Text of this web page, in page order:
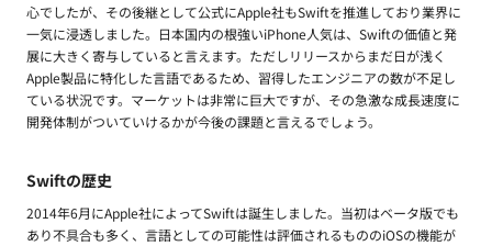
心でしたが、その後継として公式にApple社もSwiftを推進しており業界に
一気に浸透しました。日本国内の根強いiPhone人気は、Swiftの価値と発
展に大きく寄与していると言えます。ただしリリースからまだ日が浅く
Apple製品に特化した言語であるため、習得したエンジニアの数が不足し
ている状況です。マーケットは非常に巨大ですが、その急激な成長速度に
開発体制がついていけるかが今後の課題と言えるでしょう。
Swiftの歴史
2014年6月にApple社によってSwiftは誕生しました。当初はベータ版でも
あり不具合も多く、言語としての可能性は評価されるもののiOSの機能が